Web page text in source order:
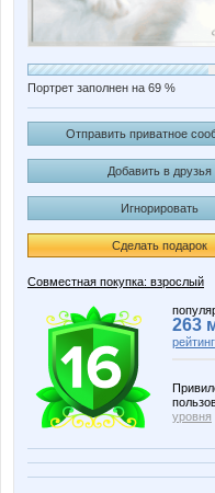
Портрет заполнен на 69 %
Отправить приватное
Добавить в друзья
Игнорировать
Сделать подарок
Совместная покупка: взрослый
263
рейтинг
уровня